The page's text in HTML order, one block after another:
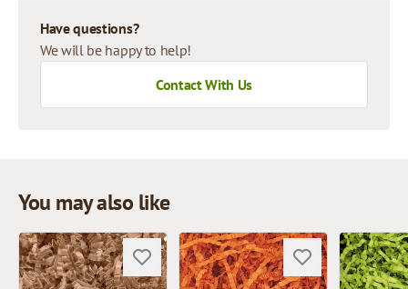
Have questions?
We will be happy to help!
Contact With Us
You may also like